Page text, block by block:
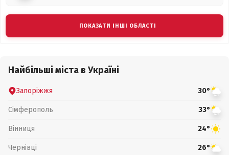
ПОКАЗАТИ ІНШІ ОБЛАСТІ
Найбільші міста в Україні
Запоріжжя 30°
Сімферополь 33°
Вінниця 24°
Чернівці 26°